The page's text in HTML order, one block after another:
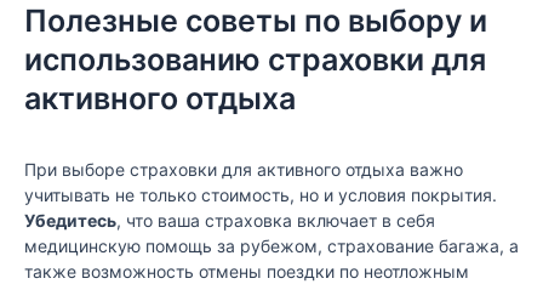
Полезные советы по выбору и
использованию страховки для
активного отдыха
При выборе страховки для активного отдыха важно
учитывать не только стоимость, но и условия покрытия.
Убедитесь, что ваша страховка включает в себя
медицинскую помощь за рубежом, страхование багажа, а
также возможность отмены поездки по неотложным